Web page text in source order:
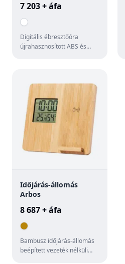
7 203 + áfa
Digitális ébresztőóra
újrahasznosított ABS és
Időjárás-állomás
Arbos
8 687 + áfa
Bambusz időjárás-állomás
beépített vezeték nélküli